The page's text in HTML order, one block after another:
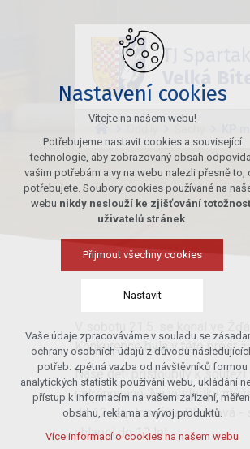
TJ Spartak
KP
V sobotu 21.5. se konal ve
Konkurence byla v této
Naše děti přistoupily k soutěži
natrénováno. Na výsledky
do 12 let, Josefína Blažková -
chlapci do 10 let.
Nastavení cookies
Vítejte na našem webu!
Potřebujeme nastavit cookies a související
technologie, aby zobrazovaný obsah odpovídal
vašim potřebám a vy na webu nalezli přesně to,
potřebujete. Soubory cookies používané na
webu nikdy neslouží ke zjišťování
uživatelů stránek.
Přijmout všechny cookies
Nastavit
Technická cookies
nutná pro provozování webu
udržení kontextu stránek (session):
případná přihlášení, volby jazyka, apod.
Volitelná cookies
analytická pro anonymizované
Vaše údaje zpracováváme v souladu se
ochrany osobních údajů z důvodu
potřeb: zpětná vazba od návštěvníků formou
analytických statistik používání webu, ukládání
přístup k informacím na vašem zařízení,
obsahu, reklama a vývoj produktů.
Více informací o cookies na našem webu